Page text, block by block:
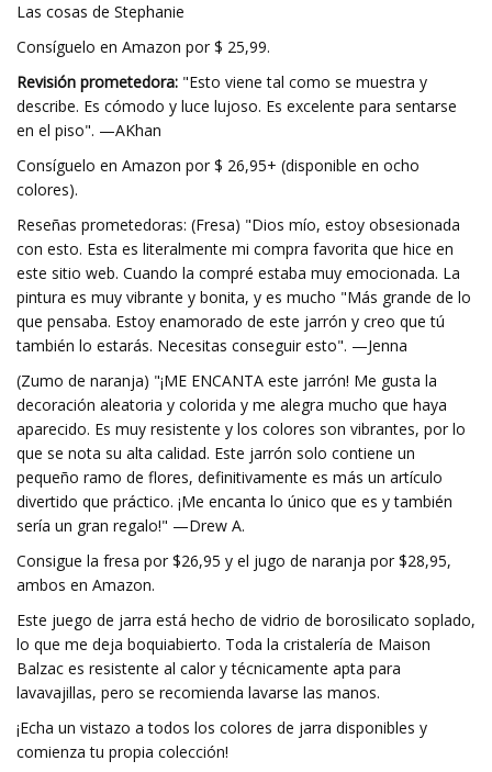
Las cosas de Stephanie
Consíguelo en Amazon por $ 25,99.
Revisión prometedora: "Esto viene tal como se muestra y
describe. Es cómodo y luce lujoso. Es excelente para sentarse
en el piso". —AKhan
Consíguelo en Amazon por $ 26,95+ (disponible en ocho
colores).
Reseñas prometedoras: (Fresa) "Dios mío, estoy obsesionada
con esto. Esta es literalmente mi compra favorita que hice en
este sitio web. Cuando la compré estaba muy emocionada. La
pintura es muy vibrante y bonita, y es mucho "Más grande de lo
que pensaba. Estoy enamorado de este jarrón y creo que tú
también lo estarás. Necesitas conseguir esto". —Jenna
(Zumo de naranja) "¡ME ENCANTA este jarrón! Me gusta la
decoración aleatoria y colorida y me alegra mucho que haya
aparecido. Es muy resistente y los colores son vibrantes, por lo
que se nota su alta calidad. Este jarrón solo contiene un
pequeño ramo de flores, definitivamente es más un artículo
divertido que práctico. ¡Me encanta lo único que es y también
sería un gran regalo!" —Drew A.
Consigue la fresa por $26,95 y el jugo de naranja por $28,95,
ambos en Amazon.
Este juego de jarra está hecho de vidrio de borosilicato soplado,
lo que me deja boquiabierto. Toda la cristalería de Maison
Balzac es resistente al calor y técnicamente apta para
lavavajillas, pero se recomienda lavarse las manos.
¡Echa un vistazo a todos los colores de jarra disponibles y
comienza tu propia colección!